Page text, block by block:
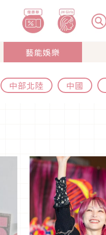
藝能娛樂
中部北陸 中國